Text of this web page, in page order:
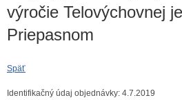
výročie Telovýchovnej
Priepasnom
Späť
Identifikačný údaj objednávky: 4.7.2019